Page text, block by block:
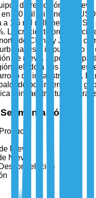
de remoción de nieve
en 1.0 mil millones de
a 1.5 mil millones de
La creciente prevalencia
de China y Japón,
está impulsando la
de nieve. Japón, en
debido a sus avances
de infraestructura. El
por inversiones
e infraestructura de
Nieve
Nieve